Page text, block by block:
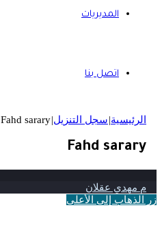
المديريات
اتصل بنا
الرئيسية|سجل التنزيل|
Fahd sarary
Fahd sarary
م مهدي عقلان
زر الذهاب إلى الأعلى